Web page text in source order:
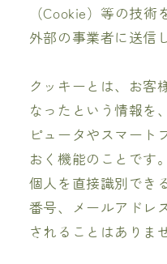
（Cookie）等の技術
外部の事業者に送信
クッキーとは、お客
なったという情報を
ピュータやスマート
おく機能のことです
個人を直接識別でき
番号、メールアドレ
されることはありま